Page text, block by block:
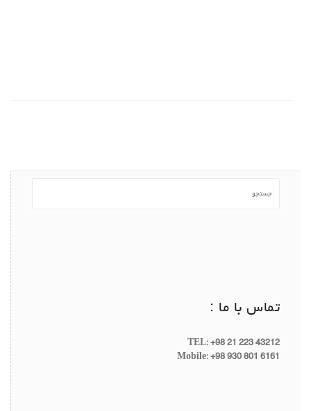
تماس با ما :
TEL: +98 21 223 43212
Mobile: +98 930 801 6161